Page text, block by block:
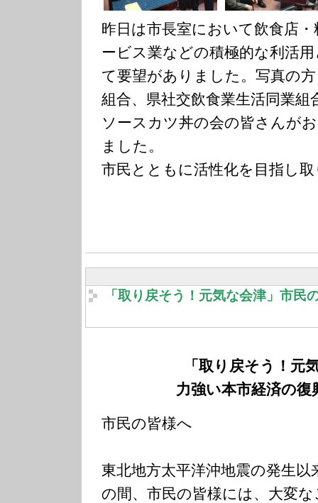
昨日は市長室において飲食店
ービス業などの積極的な利活
て要望がありました。写真の
組合、県社交飲食業生活同業組
ソースカツ丼の会の皆さんが
ました。
市民とともに活性化を目指し
「取り戻そう！元気な会津」市民
「取り戻そう！元
力強い本市経済の復
市民の皆様へ
東北地方太平洋沖地震の発生以
の間、市民の皆様には、大変